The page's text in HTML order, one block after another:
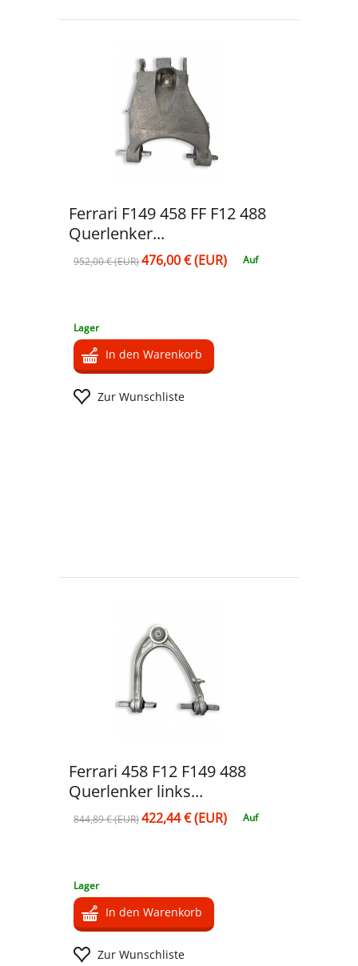
Ferrari F149 458 FF F12 488
Querlenker...
952,00 € (EUR)476,00 € (EUR) Auf
Lager
In den Warenkorb
Zur Wunschliste
Ferrari 458 F12 F149 488
Querlenker links...
844,89 € (EUR)422,44 € (EUR) Auf
Lager
In den Warenkorb
Zur Wunschliste